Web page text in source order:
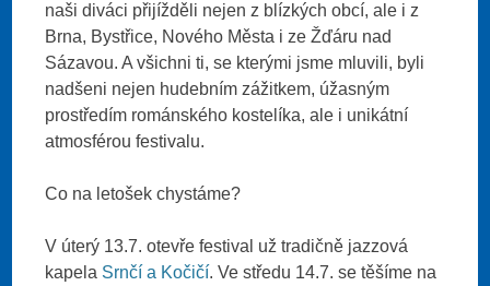
naši diváci přijížděli nejen z blízkých obcí, ale i z
Brna, Bystřice, Nového Města i ze Žďáru nad
Sázavou. A všichni ti, se kterými jsme mluvili, byli
nadšeni nejen hudebním zážitkem, úžasným
prostředím románského kostelíka, ale i unikátní
atmosférou festivalu.
Co na letošek chystáme?
V úterý 13.7. otevře festival už tradičně jazzová
kapela Srnčí a Kočičí. Ve středu 14.7. se těšíme na